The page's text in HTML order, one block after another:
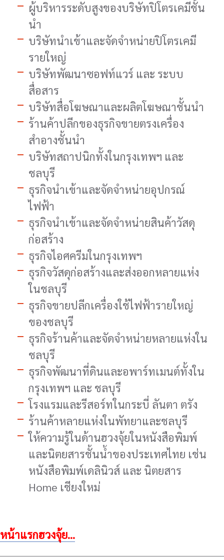
ผู้บริหารระดับสูงของบริษัทปิโตรเคมีชั้น
นำ
บริษัทนำเข้าและจัดจำหน่ายปิโตรเคมี
รายใหญ่
บริษัทพัฒนาซอฟท์แวร์ และ ระบบ
สื่อสาร
บริษัทสื่อโฆษณาและผลิตโฆษณาชั้นนำ
ร้านค้าปลีกของธุรกิจขายตรงเครื่อง
สำอางชั้นนำ
บริษัทสถาปนิกทั้งในกรุงเทพฯ และ
ชลบุรี
ธุรกิจนำเข้าและจัดจำหน่ายอุปกรณ์
ไฟฟ้า
ธุรกิจนำเข้าและจัดจำหน่ายสินค้าวัสดุ
ก่อสร้าง
ธุรกิจไอศครีมในกรุงเทพฯ
ธุรกิจวัสดุก่อสร้างและส่งออกหลายแห่ง
ในชลบุรี
ธุรกิจขายปลีกเครื่องใช้ไฟฟ้ารายใหญ่
ของชลบุรี
ธุรกิจร้านค้าและจัดจำหน่ายหลายแห่งใน
ชลบุรี
ธุรกิจพัฒนาที่ดินและอพาร์ทเมนต์ทั้งใน
กรุงเทพฯ และ ชลบุรี
โรงแรมและรีสอร์ทในกระบี่ ลันตา ตรัง
ร้านค้าหลายแห่งในพัทยาและชลบุรี
ให้ความรู้ในด้านฮวงจุ้ยในหนังสือพิมพ์
และนิตยสารชั้นน้ำของประเทศไทย เช่น
หนังสือพิมพ์เดลินิวส์ และ นิตยสาร
Home เชียงใหม่
หน้าแรกฮวงจุ้ย...